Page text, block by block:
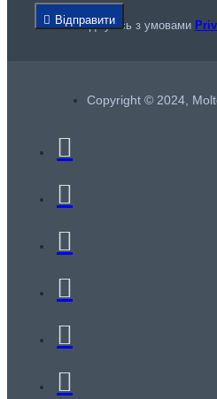
Відправити
Я погоджуюсь з умовами
Copyright © 2024,